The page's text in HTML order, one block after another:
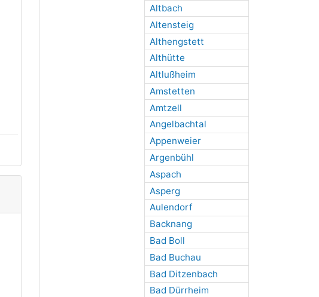
Altbach
Altensteig
Althengstett
Althütte
Altlußheim
Amstetten
Amtzell
Angelbachtal
Appenweier
Argenbühl
Aspach
Asperg
Aulendorf
Backnang
Bad Boll
Bad Buchau
Bad Ditzenbach
Bad Dürrheim